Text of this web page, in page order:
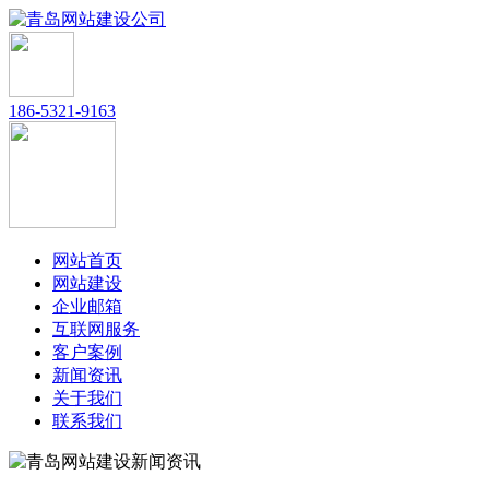
186-5321-9163
网站首页
网站建设
企业邮箱
互联网服务
客户案例
新闻资讯
关于我们
联系我们